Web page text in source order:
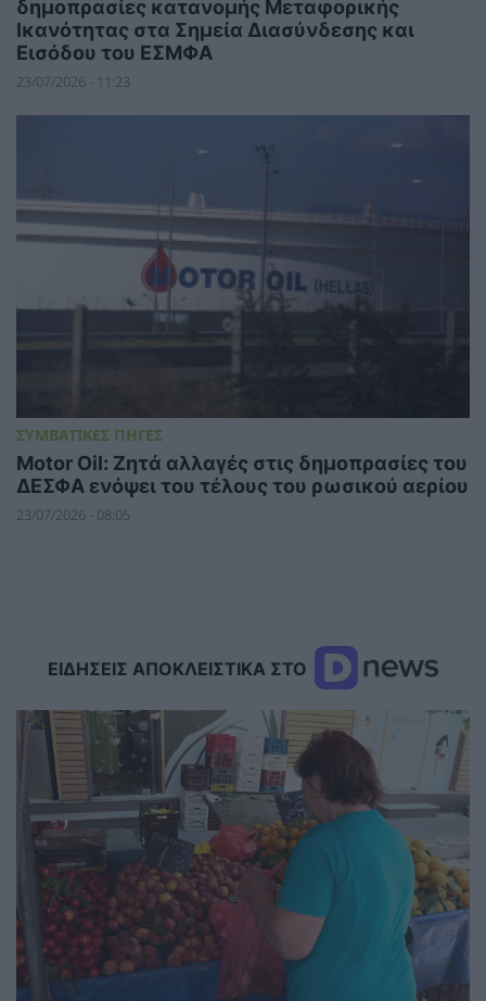
δημοπρασίες κατανομής Μεταφορικής
Ικανότητας στα Σημεία Διασύνδεσης και
Εισόδου του ΕΣΜΦΑ
23/07/2026 - 11:23
ΣΥΜΒΑΤΙΚΕΣ ΠΗΓΕΣ
Motor Oil: Ζητά αλλαγές στις δημοπρασίες του
ΔΕΣΦΑ ενόψει του τέλους του ρωσικού αερίου
23/07/2026 - 08:05
ΕΙΔΗΣΕΙΣ ΑΠΟΚΛΕΙΣΤΙΚΑ ΣΤΟ